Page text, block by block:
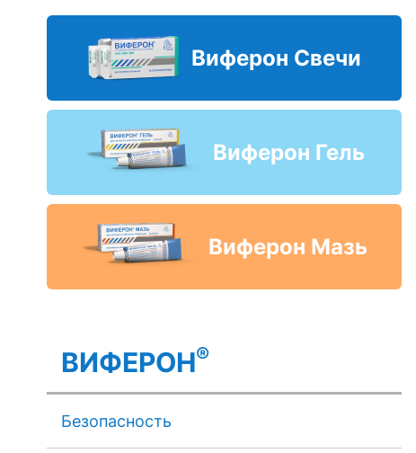
Виферон Свечи
Виферон Гель
Виферон Мазь
ВИФЕРОН®
Безопасность